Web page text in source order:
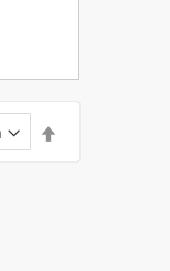
descendente